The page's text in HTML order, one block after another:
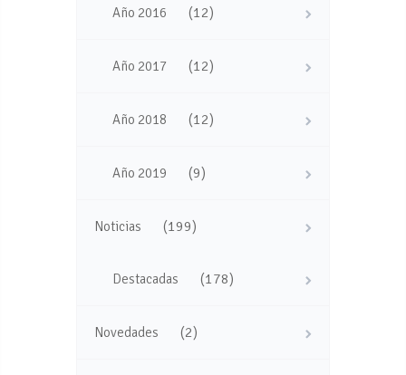
Año 2016 (12)
Año 2017 (12)
Año 2018 (12)
Año 2019 (9)
Noticias (199)
Destacadas (178)
Novedades (2)